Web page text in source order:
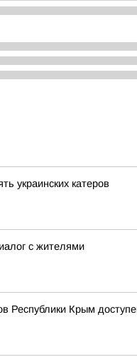
украинских катеров
с жителями
Республики Крым